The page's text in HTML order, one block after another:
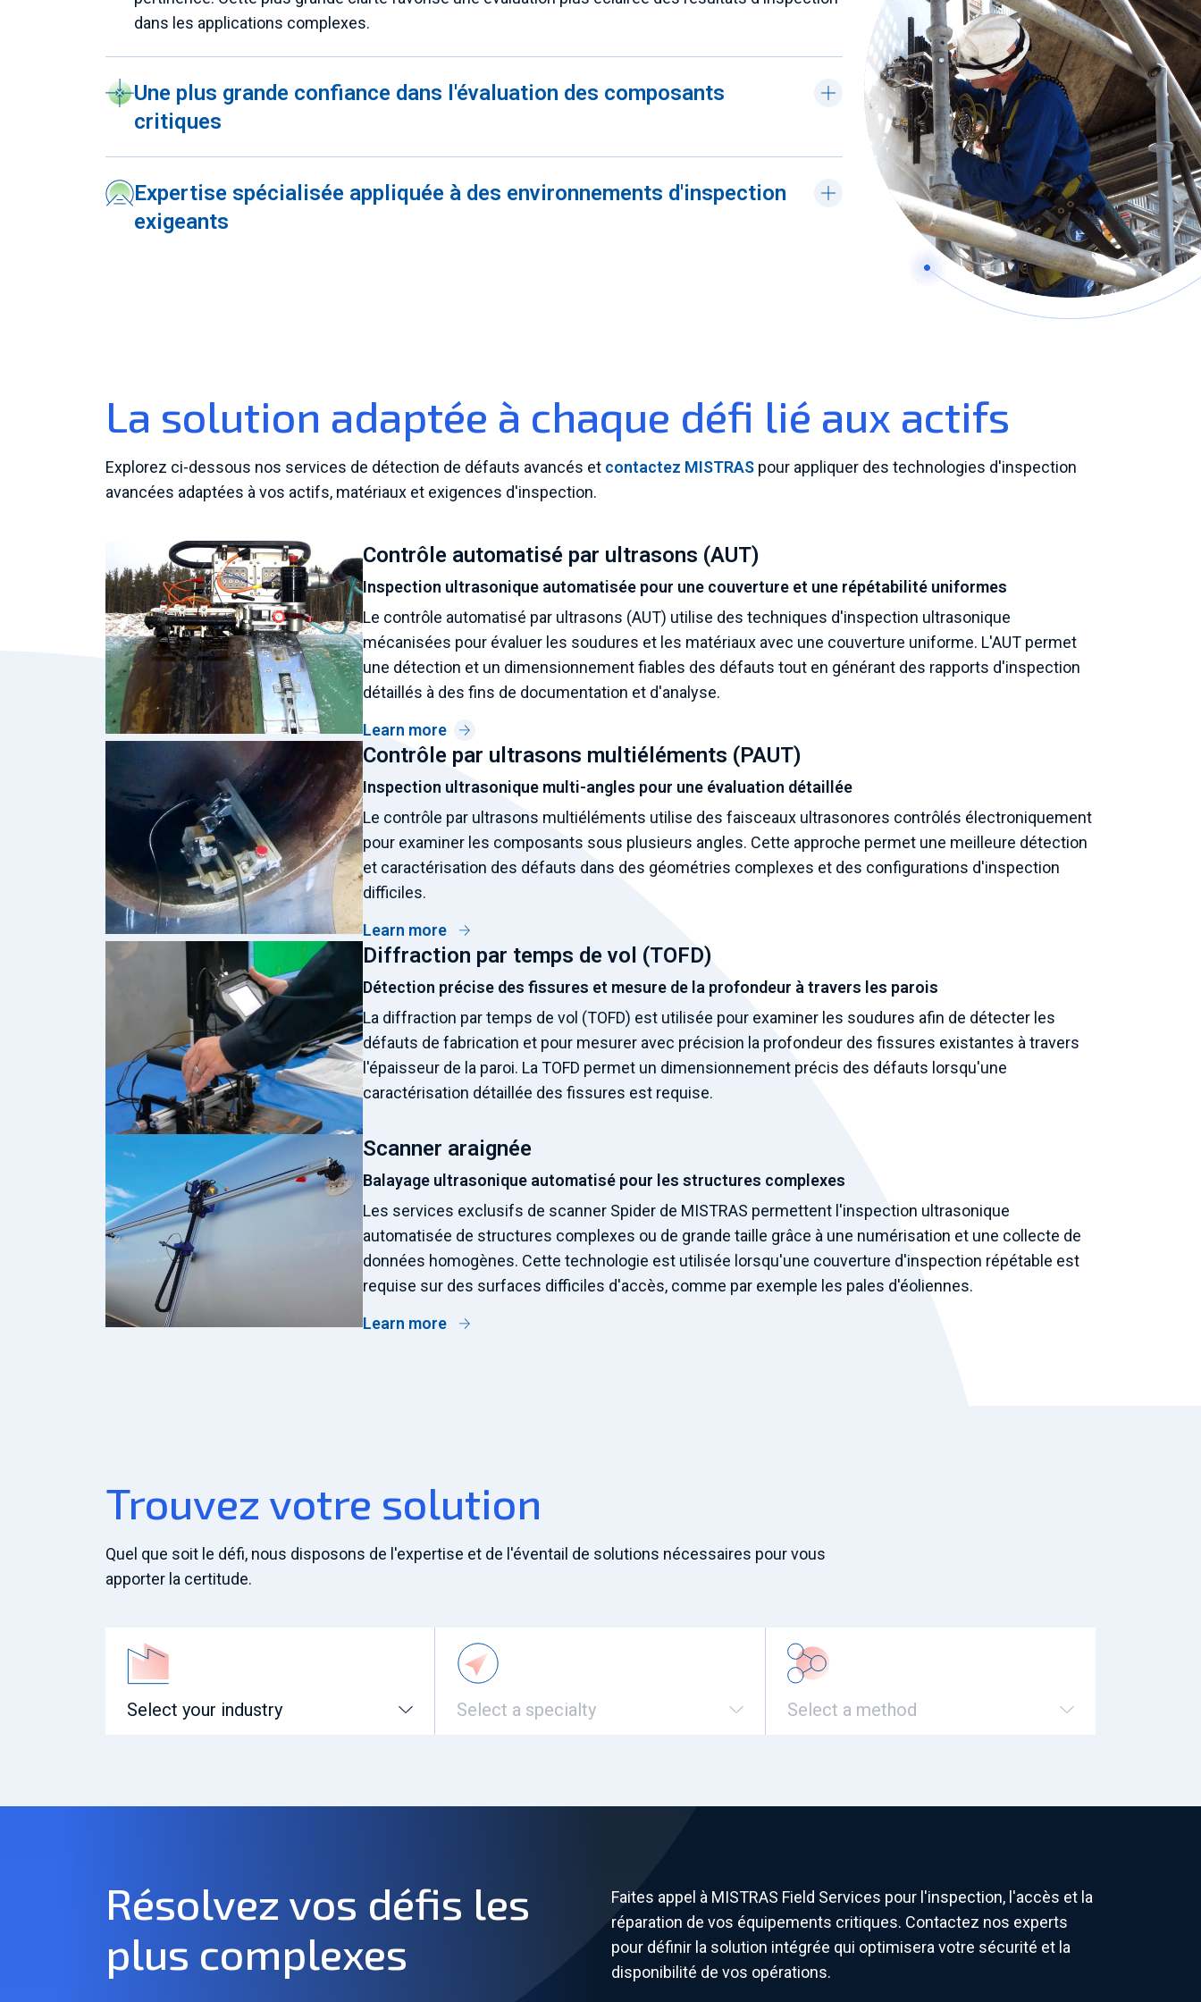
dans les applications complexes.
Une plus grande confiance dans l'évaluation des composants
critiques
Expertise spécialisée appliquée à des environnements d'inspection
exigeants
La solution adaptée à chaque défi lié aux actifs
Explorez ci-dessous nos services de détection de défauts avancés et contactez MISTRAS pour appliquer des technologies d'inspection
avancées adaptées à vos actifs, matériaux et exigences d'inspection.
Contrôle automatisé par ultrasons (AUT)
Inspection ultrasonique automatisée pour une couverture et une répétabilité uniformes
Le contrôle automatisé par ultrasons (AUT) utilise des techniques d'inspection ultrasonique
mécanisées pour évaluer les soudures et les matériaux avec une couverture uniforme. L'AUT permet
une détection et un dimensionnement fiables des défauts tout en générant des rapports d'inspection
détaillés à des fins de documentation et d'analyse.
Learn more
Contrôle par ultrasons multiéléments (PAUT)
Inspection ultrasonique multi-angles pour une évaluation détaillée
Le contrôle par ultrasons multiéléments utilise des faisceaux ultrasonores contrôlés électroniquement
pour examiner les composants sous plusieurs angles. Cette approche permet une meilleure détection
et caractérisation des défauts dans des géométries complexes et des configurations d'inspection
difficiles.
Learn more
Diffraction par temps de vol (TOFD)
Détection précise des fissures et mesure de la profondeur à travers les parois
La diffraction par temps de vol (TOFD) est utilisée pour examiner les soudures afin de détecter les
défauts de fabrication et pour mesurer avec précision la profondeur des fissures existantes à travers
l'épaisseur de la paroi. La TOFD permet un dimensionnement précis des défauts lorsqu'une
caractérisation détaillée des fissures est requise.
Scanner araignée
Balayage ultrasonique automatisé pour les structures complexes
Les services exclusifs de scanner Spider de MISTRAS permettent l'inspection ultrasonique
automatisée de structures complexes ou de grande taille grâce à une numérisation et une collecte de
données homogènes. Cette technologie est utilisée lorsqu'une couverture d'inspection répétable est
requise sur des surfaces difficiles d'accès, comme par exemple les pales d'éoliennes.
Learn more
Trouvez votre solution
Quel que soit le défi, nous disposons de l'expertise et de l'éventail de solutions nécessaires pour vous
apporter la certitude.
Select your industry Select a specialty Select a method
Résolvez vos défis les
plus complexes
Faites appel à MISTRAS Field Services pour l'inspection, l'accès et la
réparation de vos équipements critiques. Contactez nos experts
pour définir la solution intégrée qui optimisera votre sécurité et la
disponibilité de vos opérations.